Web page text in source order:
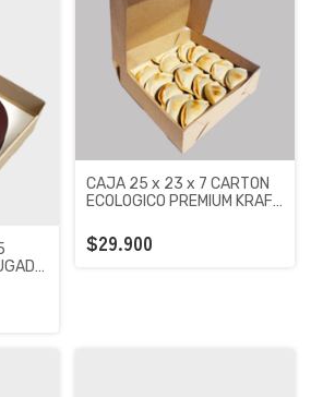
CAJA 25 x 23 x 7 CARTON
ECOLOGICO PREMIUM KRAFT
$29.900